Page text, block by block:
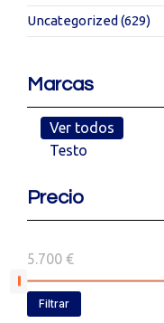
Uncategorized (629)
Marcas
Ver todos
Testo
Precio
5.700 €
Filtrar